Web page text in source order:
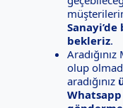
bekleriz.
olup
aradığınız